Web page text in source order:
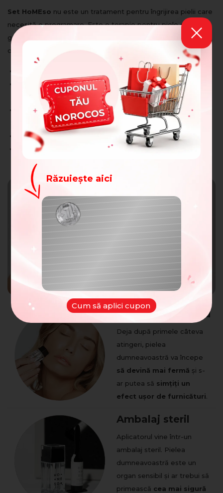
Set HoMEso nu este un tratament pentru îngrijirea pielii care
necesită o programare. Este o terapie pentru piele de
generație următoare, pe care o poți experimenta oricând,
oriunde, chiar în confortul casei tale.
Stimuleazăcolagenul natural
pentru fermitate de
Maximizează
absorbția seruluipentru o hrănire mai
profundă;
Primele rezultate vizibile
după o singură utilizare;
Sigur, nedureros
și conceput pentruîngrijirea la
Efect instantaneu
Deja după primele câteva
atingeri, pielea
dumneavoastră va începe
să devină mai fermă și s-
ar putea să simțiți un
efect ușor de furnicături.
Ambalaj steril
Aplicatorul vine într-un
ambalaj steril. Pielea
dumneavoastră este un
organ sensibil și ar trebui să
primească cea mai sigură
Răzuiește aici
Felicitări!
Ai câștigat un cupon de
Cuponul tău:
NOROC
Cum să aplici cupon